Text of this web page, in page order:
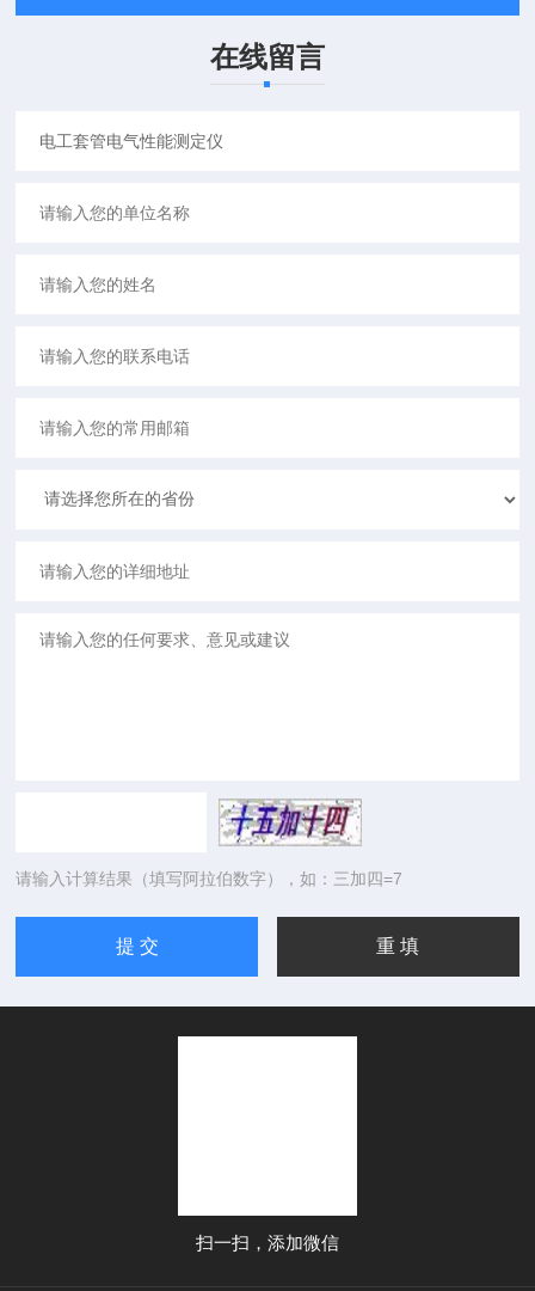
在线留言
请输入计算结果（填写阿拉伯数字），如：三加四=7
扫一扫，添加微信